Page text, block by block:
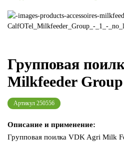
Групповая
Milkfeeder Group
Артикул 250556
Описание и применение:
Групповая поилка VDK Agri Milk